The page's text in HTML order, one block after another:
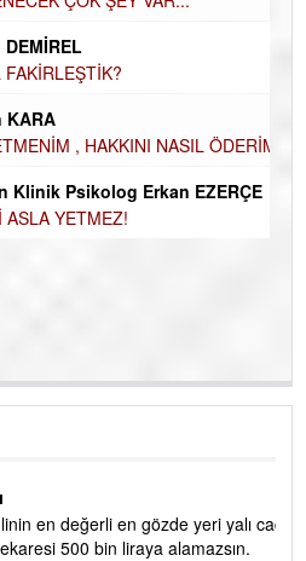
VAR...
NASIL ÖDERİM !
EZERÇE
yeri yalı caddesi ve çevresidir.